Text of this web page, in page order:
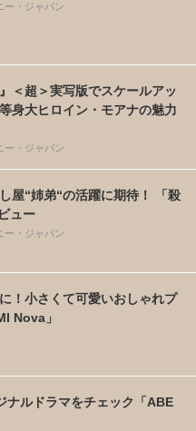
ー・ジャパン
＜超＞実写版でスケールアッ
身大ヒロイン・モアナの魅力
ー・ジャパン
屋“姉弟“の活躍に期待！ 「殺
ュー
ー・ジャパン
！小さくて可愛いおしゃれプ
Nova」
ナルドラマをチェック「ABE